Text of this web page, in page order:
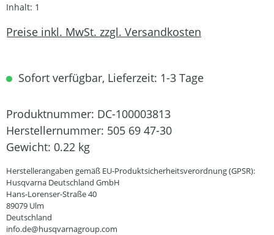
Inhalt: 1
Preise inkl. MwSt. zzgl. Versandkosten
Sofort verfügbar, Lieferzeit: 1-3 Tage
Produktnummer: DC-100003813
Herstellernummer: 505 69 47-30
Gewicht: 0.22 kg
Herstellerangaben gemäß EU-Produktsicherheitsverordnung (GPSR):
Husqvarna Deutschland GmbH
Hans-Lorenser-Straße 40
89079 Ulm
Deutschland
info.de@husqvarnagroup.com